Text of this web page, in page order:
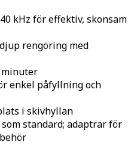
kHz för effektiv, skonsam
rengöring med
minuter
enkel påfyllning och
i skivhyllan
standard; adaptrar för